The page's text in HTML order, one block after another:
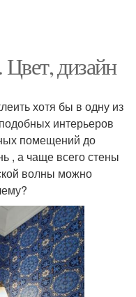
дизайн
хотя бы в одну из
интерьеров
помещений до
, а чаще всего стены
волны можно